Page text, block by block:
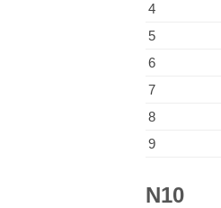
4
5
6
7
8
9
N10